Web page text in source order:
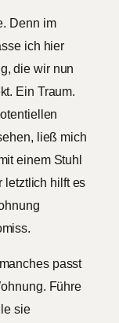
Denn im
ich hier
die wir nun
Ein Traum.
ließ mich
einem Stuhl
letztlich hilft es
passt
Führe
sie